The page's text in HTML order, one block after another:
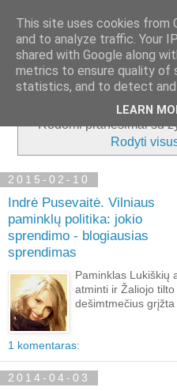
Rodomi pranešimai su
Rodyti
2015-02-10
Indrė Pusevaitė. Vilniaus
paminklų politika: jokio
sprendimo - blogiausias
sprendimas
Paminklas Lukiškių
atminti ir Žaliojo
dešimtmečius grįžta
1 komentaras:
2014-04-03
This site uses cookies from
and to analyze traffic. Your
shared with Google along
metrics to ensure quality of
statistics, and to detect and
LEARN